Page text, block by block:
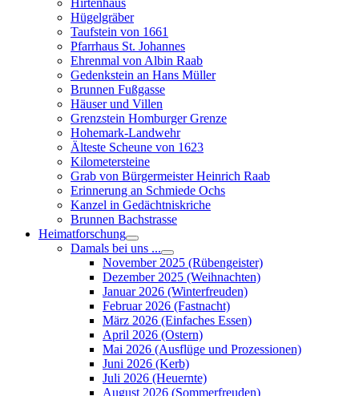
Hirtenhaus
Hügelgräber
Taufstein von 1661
Pfarrhaus St. Johannes
Ehrenmal von Albin Raab
Gedenkstein an Hans Müller
Brunnen Fußgasse
Häuser und Villen
Grenzstein Homburger Grenze
Hohemark-Landwehr
Älteste Scheune von 1623
Kilometersteine
Grab von Bürgermeister Heinrich Raab
Erinnerung an Schmiede Ochs
Kanzel in Gedächtniskriche
Brunnen Bachstrasse
Heimatforschung
Damals bei uns ...
November 2025 (Rübengeister)
Dezember 2025 (Weihnachten)
Januar 2026 (Winterfreuden)
Februar 2026 (Fastnacht)
März 2026 (Einfaches Essen)
April 2026 (Ostern)
Mai 2026 (Ausflüge und Prozessionen)
Juni 2026 (Kerb)
Juli 2026 (Heuernte)
August 2026 (Sommerfreuden)